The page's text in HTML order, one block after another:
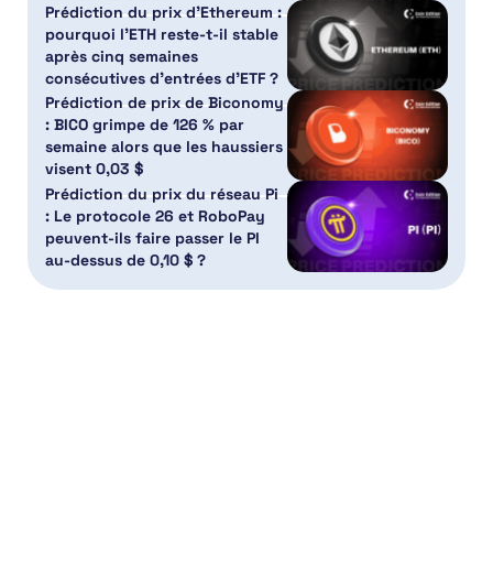
Prédiction du prix d’Ethereum :
pourquoi l’ETH reste-t-il stable
après cinq semaines
consécutives d’entrées d’ETF ?
Prédiction de prix de Biconomy
: BICO grimpe de 126 % par
semaine alors que les haussiers
visent 0,03 $
Prédiction du prix du réseau Pi
: Le protocole 26 et RoboPay
peuvent-ils faire passer le PI
au-dessus de 0,10 $ ?